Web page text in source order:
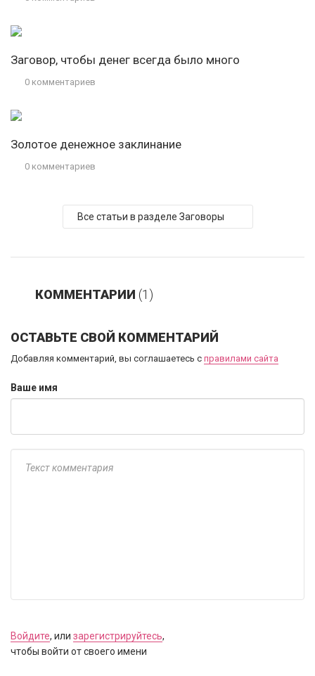
Заговор, чтобы денег всегда было много
0 комментариев
Золотое денежное заклинание
0 комментариев
Все статьи в разделе Заговоры
КОММЕНТАРИИ (1)
ОСТАВЬТЕ СВОЙ КОММЕНТАРИЙ
Добавляя комментарий, вы соглашаетесь с правилами сайта
Ваше имя
Войдите, или зарегистрируйтесь,
чтобы войти от своего имени